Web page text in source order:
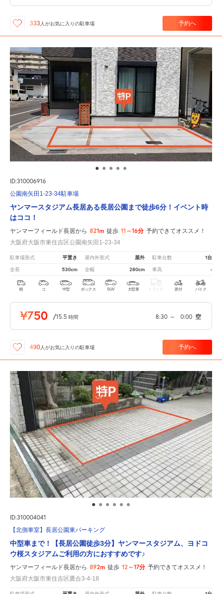
333人がお気に入りの駐車場 予約へ
ID:310006916
公園南矢田1-23-34駐車場
ヤンマースタジアム長居ある長居公園まで徒歩6分！イベント時
はココ！
ヤンマーフィールド長居から 821m 徒歩 11～16分 予約できてオススメ！
大阪府大阪市東住吉区公園南矢田1-23-34
駐車場形式 平置き 屋内外形式 屋外 駐車台数 1台
全長 530cm 全幅 280cm 車高 -
軽 コ 中型 ボックス SUV 大型車 トラック 原付 バイク
¥750 /15.5 時間 8:30 ～ 0:00 空
490人がお気に入りの駐車場 予約へ
ID:310004041
【北側車室】長居公園東パーキング
中型車まで！【長居公園徒歩3分】ヤンマースタジアム、ヨドコ
ウ桜スタジアムご利用の方におすすめです♪
ヤンマーフィールド長居から 892m 徒歩 12～17分 予約できてオススメ！
大阪府大阪市東住吉区鷹合3-4-18